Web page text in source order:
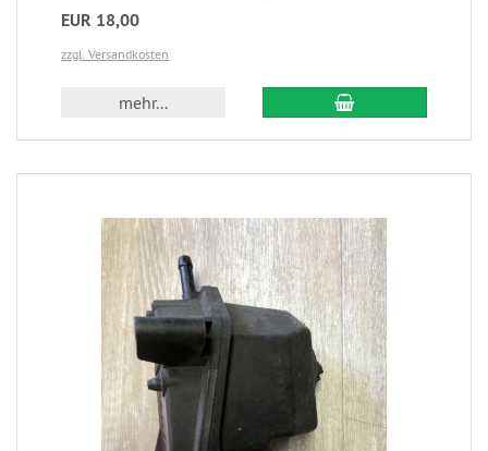
EUR 18,00
zzgl. Versandkosten
mehr...